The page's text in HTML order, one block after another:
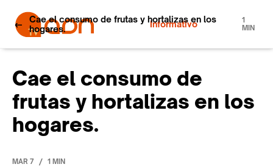
Informativo
Cae el consumo de frutas y hortalizas en los
hogares.
1
MIN
Cae el consumo de
frutas y hortalizas en los
hogares.
MAR 7 / 1 MIN